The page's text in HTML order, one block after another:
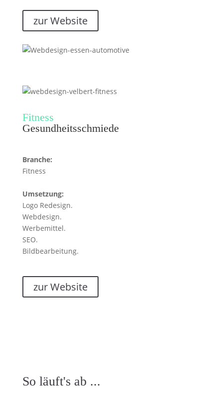
zur Website
Fitness
Gesundheitsschmiede
Branche:
Fitness
Umsetzung:
Logo Redesign.
Webdesign.
Werbemittel.
SEO.
Bildbearbeitung.
zur Website
So läuft's ab ...